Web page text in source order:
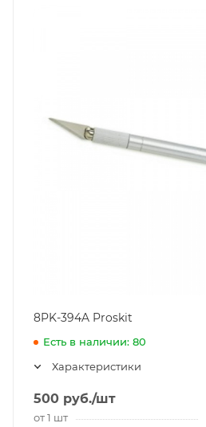
8PK-394A Proskit
Есть в наличии: 80
Характеристики
500 руб./шт
от 1 шт